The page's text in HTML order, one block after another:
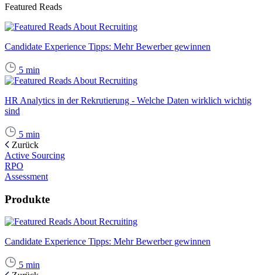
Featured Reads
Candidate Experience Tipps: Mehr Bewerber gewinnen
5 min
HR Analytics in der Rekrutierung - Welche Daten wirklich wichtig
sind
5 min
Zurück
Active Sourcing
RPO
Assessment
Produkte
Candidate Experience Tipps: Mehr Bewerber gewinnen
5 min